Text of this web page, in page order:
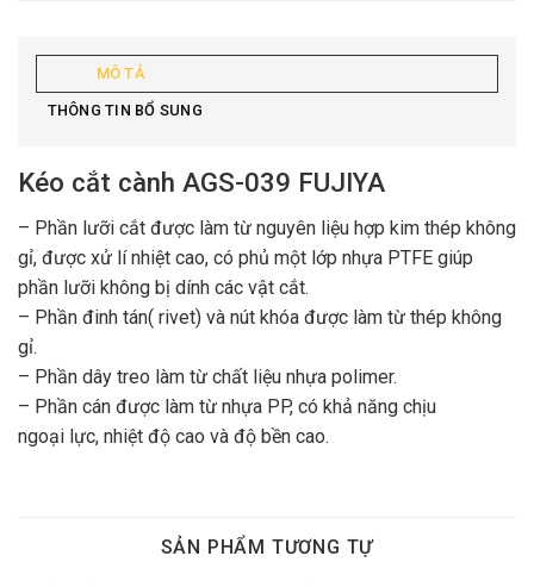
MÔ TẢ
THÔNG TIN BỔ SUNG
Kéo cắt cành AGS-039 FUJIYA
– Phần lưỡi cắt được làm từ nguyên liệu hợp kim thép không
gỉ, được xử lí nhiệt cao, có phủ một lớp nhựa PTFE giúp
phần lưỡi không bị dính các vật cắt.
– Phần đinh tán( rivet) và nút khóa được làm từ thép không
gỉ.
– Phần dây treo làm từ chất liệu nhựa polimer.
– Phần cán được làm từ nhựa PP, có khả năng chịu
ngoại lực, nhiệt độ cao và độ bền cao.
SẢN PHẨM TƯƠNG TỰ